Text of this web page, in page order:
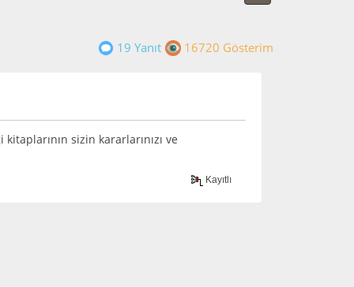
19 Yanıt 16720 Gösterim
sizin kararlarınızı ve
Kayıtlı